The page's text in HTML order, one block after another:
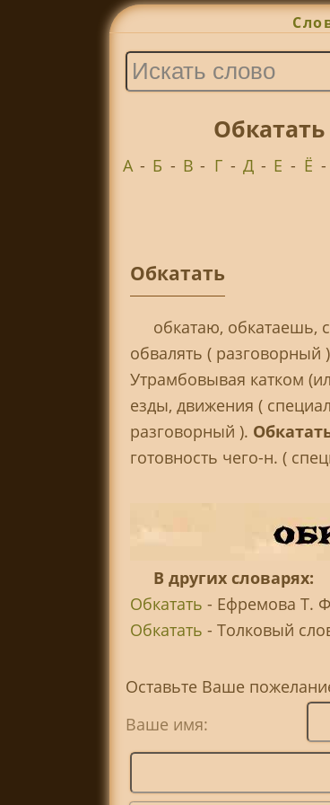
А - Б - В - Г - Д - Е - Ё -
Обкатать
обкатаю, обкатаешь,
обвалять ( разговорный
Утрамбовывая катком
езды, движения (
разговорный ).
готовность чего-н. (
В других словарях:
Обкатать - Ефремова Т.
Обкатать - Толковый
Оставьте Ваше
Ваше имя: